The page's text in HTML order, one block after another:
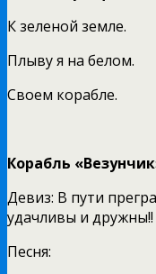
К зеленой земле.
Плыву я на белом.
Своем корабле.
Корабль
Девиз: В пути
удачливы и дружны!!
Песня: